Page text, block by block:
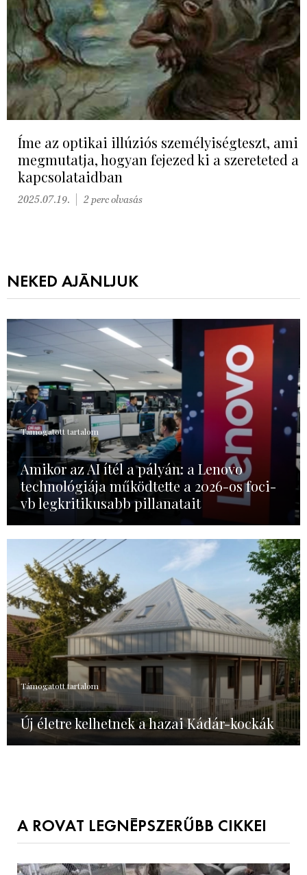
Íme az optikai illúziós személyiségteszt, ami
megmutatja, hogyan fejezed ki a szereteted a
kapcsolataidban
2025.07.19. 2 perc olvasás
NEKED AJÁNLJUK
Támogatott tartalom
Amikor az AI ítél a pályán: a Lenovo
technológiája működtette a 2026-os foci-
vb legkritikusabb pillanatait
Támogatott tartalom
Új életre kelhetnek a hazai Kádár-kockák
A ROVAT LEGNÉPSZERŰBB CIKKEI